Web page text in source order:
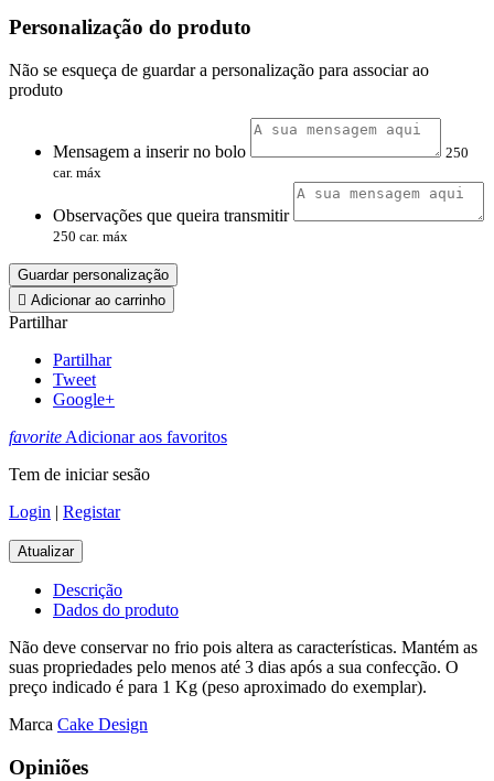
Personalização do produto
Não se esqueça de guardar a personalização para associar ao
produto
Mensagem a inserir no bolo
250
car. máx
Observações que queira transmitir
250 car. máx
Guardar personalização
 Adicionar ao carrinho
Partilhar
Partilhar
Tweet
Google+
favorite Adicionar aos favoritos
Tem de iniciar sesão
Login | Registar
Descrição
Dados do produto
Não deve conservar no frio pois altera as características. Mantém as
suas propriedades pelo menos até 3 dias após a sua confecção. O
preço indicado é para 1 Kg (peso aproximado do exemplar).
Marca Cake Design
Opiniões